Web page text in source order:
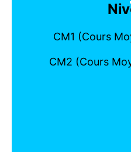
CM1 (Cours
CM2 (Cours